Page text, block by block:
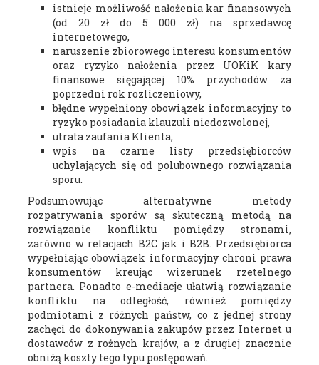
istnieje możliwość nałożenia kar finansowych
(od 20 zł do 5 000 zł) na sprzedawcę
internetowego,
naruszenie zbiorowego interesu konsumentów
oraz ryzyko nałożenia przez UOKiK kary
finansowe sięgającej 10% przychodów za
poprzedni rok rozliczeniowy,
błędne wypełniony obowiązek informacyjny to
ryzyko posiadania klauzuli niedozwolonej,
utrata zaufania Klienta,
wpis na czarne listy przedsiębiorców
uchylających się od polubownego rozwiązania
sporu.
Podsumowując alternatywne metody
rozpatrywania sporów są skuteczną metodą na
rozwiązanie konfliktu pomiędzy stronami,
zarówno w relacjach B2C jak i B2B. Przedsiębiorca
wypełniając obowiązek informacyjny chroni prawa
konsumentów kreując wizerunek rzetelnego
partnera. Ponadto e-mediacje ułatwią rozwiązanie
konfliktu na odległość, również pomiędzy
podmiotami z różnych państw, co z jednej strony
zachęci do dokonywania zakupów przez Internet u
dostawców z rożnych krajów, a z drugiej znacznie
obniżą koszty tego typu postępowań.